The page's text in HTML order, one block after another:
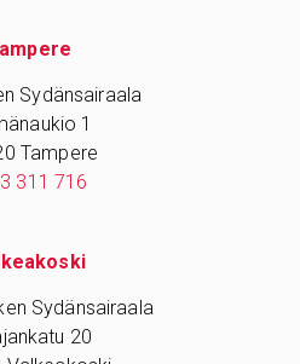
Sydänsairaala
1
Tampere
311 716
Sydänsairaala
20